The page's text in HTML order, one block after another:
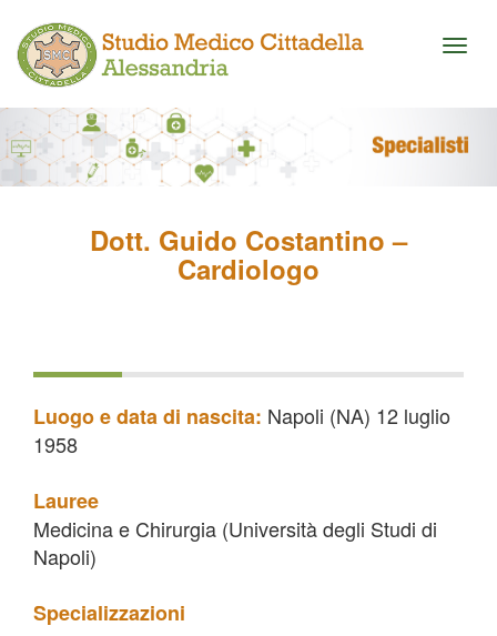
Dott. Guido Costantino –
Cardiologo
Luogo e data di nascita: Napoli (NA) 12 luglio
1958
Lauree
Medicina e Chirurgia (Università degli Studi di
Napoli)
Specializzazioni